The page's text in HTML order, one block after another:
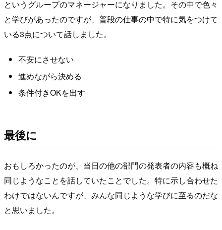
というグループのマネージャーになりました。その中で色々
と学びがあったのですが、普段の仕事の中で特に気をつけて
いる3点について話しました。
不安にさせない
進めながら決める
条件付きOKを出す
最後に
おもしろかったのが、当日の他の部門の発表者の内容も概ね
同じようなことを話していたことでした。特に示し合わせた
わけではないんですが、みんな同じような学びに至るのだな
と思いました。